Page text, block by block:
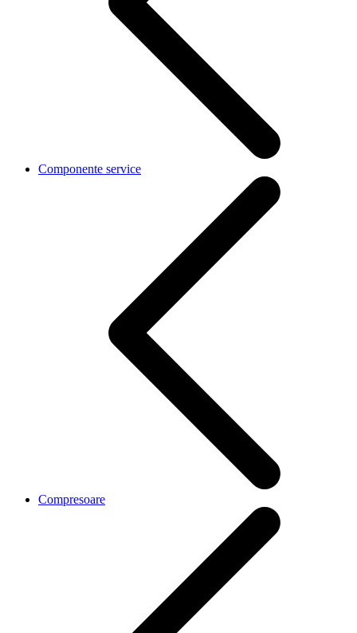
Componente service
Compresoare